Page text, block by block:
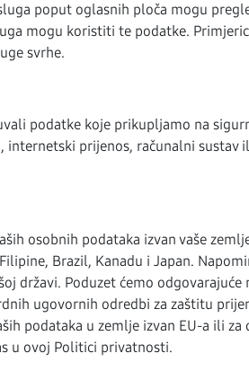
poput oglasnih ploča mogu
mogu koristiti te podatke.
svrhe.
podatke koje prikupljamo na
prijenos, računalni sustav
osobnih podataka izvan vaše
Brazil, Kanadu i Japan.
državi. Poduzet ćemo odgovarajuće
ugovornih odredbi za zaštitu
podataka u zemlje izvan EU-a ili za
u ovoj Politici privatnosti.